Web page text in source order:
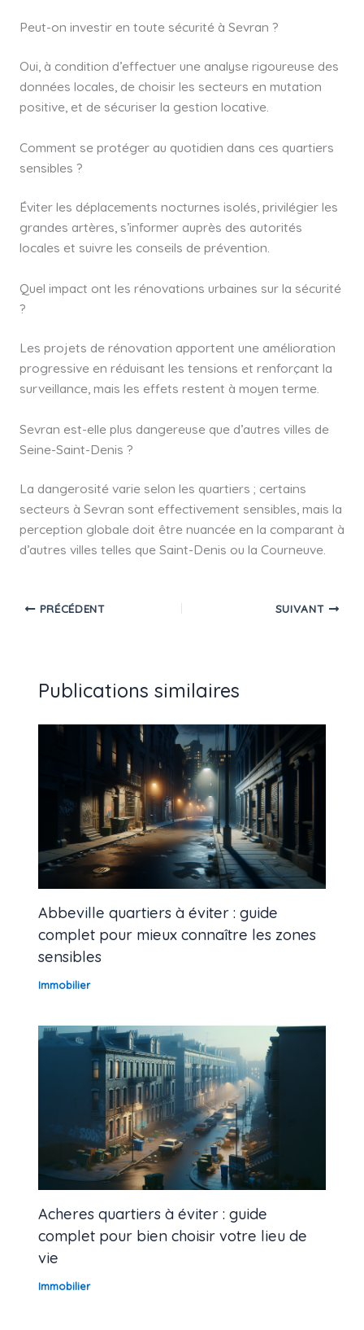
Peut-on investir en toute sécurité à Sevran ?
Oui, à condition d’effectuer une analyse rigoureuse des
données locales, de choisir les secteurs en mutation
positive, et de sécuriser la gestion locative.
Comment se protéger au quotidien dans ces quartiers
sensibles ?
Éviter les déplacements nocturnes isolés, privilégier les
grandes artères, s’informer auprès des autorités
locales et suivre les conseils de prévention.
Quel impact ont les rénovations urbaines sur la sécurité
?
Les projets de rénovation apportent une amélioration
progressive en réduisant les tensions et renforçant la
surveillance, mais les effets restent à moyen terme.
Sevran est-elle plus dangereuse que d’autres villes de
Seine-Saint-Denis ?
La dangerosité varie selon les quartiers ; certains
secteurs à Sevran sont effectivement sensibles, mais la
perception globale doit être nuancée en la comparant à
d’autres villes telles que Saint-Denis ou la Courneuve.
PRÉCÉDENT SUIVANT
Publications similaires
Abbeville quartiers à éviter : guide
complet pour mieux connaître les zones
sensibles
Immobilier
Acheres quartiers à éviter : guide
complet pour bien choisir votre lieu de
vie
Immobilier